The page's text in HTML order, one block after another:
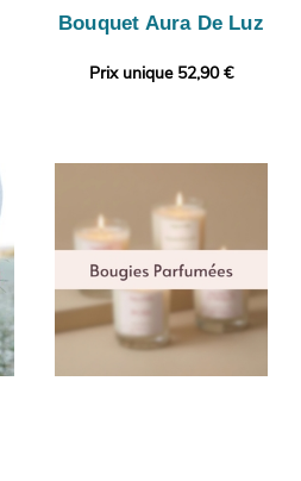
Bouquet Aura De Luz
Prix unique 52,90 €